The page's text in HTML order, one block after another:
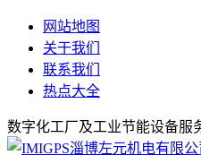
网站地图
关于我们
联系我们
热点大全
数字化工厂及工业节能设备服